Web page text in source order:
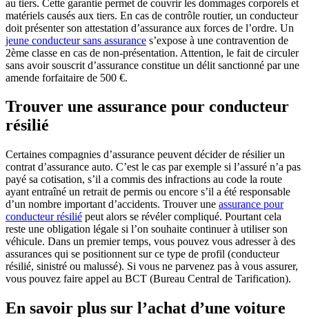
au tiers. Cette garantie permet de couvrir les dommages corporels et
matériels causés aux tiers. En cas de contrôle routier, un conducteur
doit présenter son attestation d’assurance aux forces de l’ordre. Un
jeune conducteur sans assurance s’expose à une contravention de
2ème classe en cas de non-présentation. Attention, le fait de circuler
sans avoir souscrit d’assurance constitue un délit sanctionné par une
amende forfaitaire de 500 €.
Trouver une assurance pour conducteur
résilié
Certaines compagnies d’assurance peuvent décider de résilier un
contrat d’assurance auto. C’est le cas par exemple si l’assuré n’a pas
payé sa cotisation, s’il a commis des infractions au code la route
ayant entraîné un retrait de permis ou encore s’il a été responsable
d’un nombre important d’accidents. Trouver une assurance pour
conducteur résilié peut alors se révéler compliqué. Pourtant cela
reste une obligation légale si l’on souhaite continuer à utiliser son
véhicule. Dans un premier temps, vous pouvez vous adresser à des
assurances qui se positionnent sur ce type de profil (conducteur
résilié, sinistré ou malussé). Si vous ne parvenez pas à vous assurer,
vous pouvez faire appel au BCT (Bureau Central de Tarification).
En savoir plus sur l’achat d’une voiture